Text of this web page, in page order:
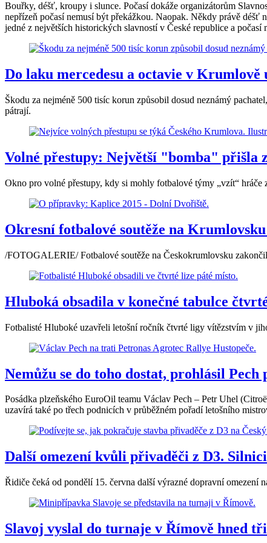
Bouřky, déšť, kroupy i slunce. Počasí dokáže organizátorům
nepřízeň počasí nemusí být překážkou. Naopak. Někdy právě
jedné z největších historických slavností v České republice a počasí
Do laku mercedesu a octavie v
Škodu za nejméně 500 tisíc korun způsobil dosud neznámý
pátrají.
Volné přestupy: Největší "bomba" přišla
Okno pro volné přestupy, kdy si mohly fotbalové týmy „vzít“
Okresní fotbalové soutěže na
/FOTOGALERIE/ Fotbalové soutěže na Českokrumlovsku
Hluboká obsadila v konečné tabulce
Fotbalisté Hluboké uzavřeli letošní ročník čtvrté ligy vítězstvím v
Nemůžu se do toho dostat, prohlásil Pech
Posádka plzeňského EuroOil teamu Václav Pech – Petr Uhel
uzavírá také po třech podnicích v průběžném pořadí letošního
Další omezení kvůli přivaděči z D3.
Řidiče čeká od pondělí 15. června další výrazné dopravní omezení
Slavoj vyslal do turnaje v Římově hned